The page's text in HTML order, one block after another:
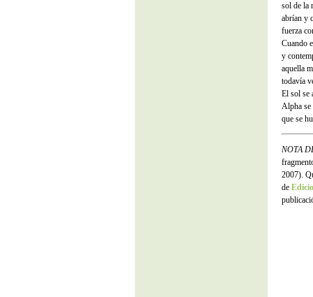
sol de la
abrían y
fuerza
Cuando
y
aquella
todavía
El sol se
Alpha se
que se
NOTA
2007).
de